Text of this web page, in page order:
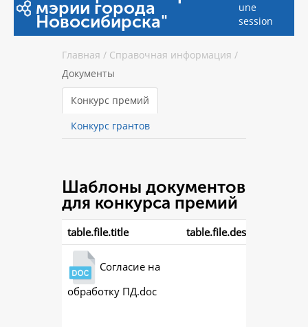
мэрии города
Новосибирска"
une
session
Главная / Справочная информация /
Документы
Конкурс премий
Конкурс грантов
Шаблоны документов
для конкурса премий
table.file.title table.file.description
Согласие на
обработку ПД.doc